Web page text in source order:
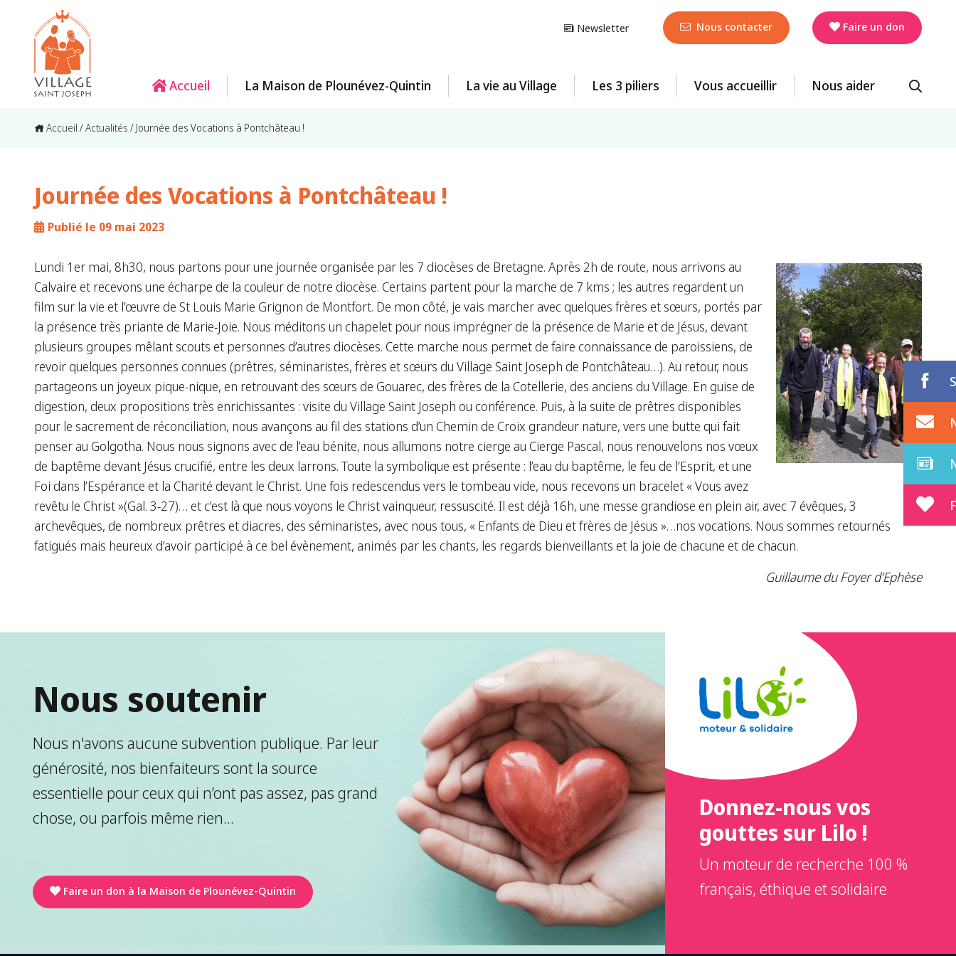
Newsletter Nous contacter Faire un don
Accueil La Maison de Plounévez-Quintin La vie au Village Les 3 piliers Vous accueillir Nous aider
Accueil /Actualités / Journée des Vocations à Pontchâteau !
Journée des Vocations à Pontchâteau !
Publié le 09 mai 2023
Lundi 1er mai, 8h30, nous partons pour une journée organisée par les 7 diocèses de Bretagne. Après 2h de route, nous arrivons au
Calvaire et recevons une écharpe de la couleur de notre diocèse. Certains partent pour la marche de 7 kms ; les autres regardent un
film sur la vie et l’œuvre de St Louis Marie Grignon de Montfort. De mon côté, je vais marcher avec quelques frères et sœurs, portés par
la présence très priante de Marie-Joie. Nous méditons un chapelet pour nous imprégner de la présence de Marie et de Jésus, devant
plusieurs groupes mêlant scouts et personnes d’autres diocèses. Cette marche nous permet de faire connaissance de paroissiens, de
revoir quelques personnes connues (prêtres, séminaristes, frères et sœurs du Village Saint Joseph de Pontchâteau…). Au retour, nous
partageons un joyeux pique-nique, en retrouvant des sœurs de Gouarec, des frères de la Cotellerie, des anciens du Village. En guise de
digestion, deux propositions très enrichissantes : visite du Village Saint Joseph ou conférence. Puis, à la suite de prêtres disponibles
pour le sacrement de réconciliation, nous avançons au fil des stations d’un Chemin de Croix grandeur nature, vers une butte qui fait
penser au Golgotha. Nous nous signons avec de l’eau bénite, nous allumons notre cierge au Cierge Pascal, nous renouvelons nos vœux
de baptême devant Jésus crucifié, entre les deux larrons. Toute la symbolique est présente : l’eau du baptême, le feu de l’Esprit, et une
Foi dans l’Espérance et la Charité devant le Christ. Une fois redescendus vers le tombeau vide, nous recevons un bracelet « Vous avez
revêtu le Christ »(Gal. 3-27)… et c’est là que nous voyons le Christ vainqueur, ressuscité. Il est déjà 16h, une messe grandiose en plein air, avec 7 évêques, 3
archevêques, de nombreux prêtres et diacres, des séminaristes, avec nous tous, « Enfants de Dieu et frères de Jésus »…nos vocations. Nous sommes retournés
fatigués mais heureux d’avoir participé à ce bel évènement, animés par les chants, les regards bienveillants et la joie de chacune et de chacun.
Guillaume du Foyer d’Ephèse
Nous soutenir
Nous n'avons aucune subvention publique. Par leur
générosité, nos bienfaiteurs sont la source
essentielle pour ceux qui n’ont pas assez, pas grand
chose, ou parfois même rien...
Faire un don à la Maison de Plounévez-Quintin
Donnez-nous vos
gouttes sur Lilo !
Un moteur de recherche 100 %
français, éthique et solidaire